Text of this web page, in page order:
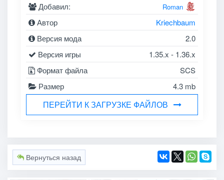
Добавил: Roman
Автор
Kriechbaum
Версия мода
2.0
Версия игры
1.35.x - 1.36.x
Формат файла
SCS
Размер
4.3 mb
ПЕРЕЙТИ К ЗАГРУЗКЕ ФАЙЛОВ
Вернуться назад